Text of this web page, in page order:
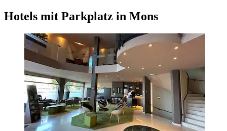
Hotels mit Parkplatz in Mons